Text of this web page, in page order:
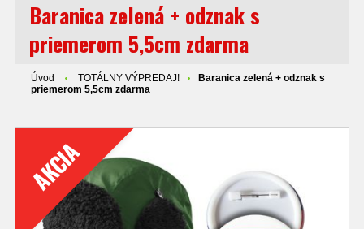
Baranica zelená + odznak s
priemerom 5,5cm zdarma
Úvod TOTÁLNY VÝPREDAJ!
Baranica zelená + odznak s
priemerom 5,5cm zdarma
AKCIA